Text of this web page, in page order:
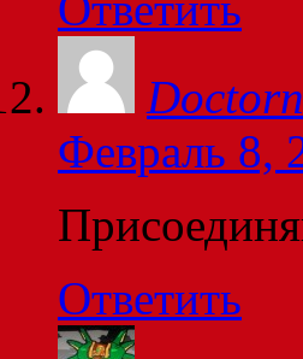
Февраль 8,
Ответить